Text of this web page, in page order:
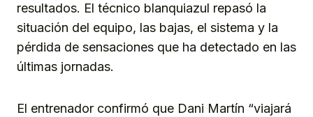
resultados. El técnico blanquiazul repasó la
situación del equipo, las bajas, el sistema y la
pérdida de sensaciones que ha detectado en las
últimas jornadas.
El entrenador confirmó que Dani Martín “viajará